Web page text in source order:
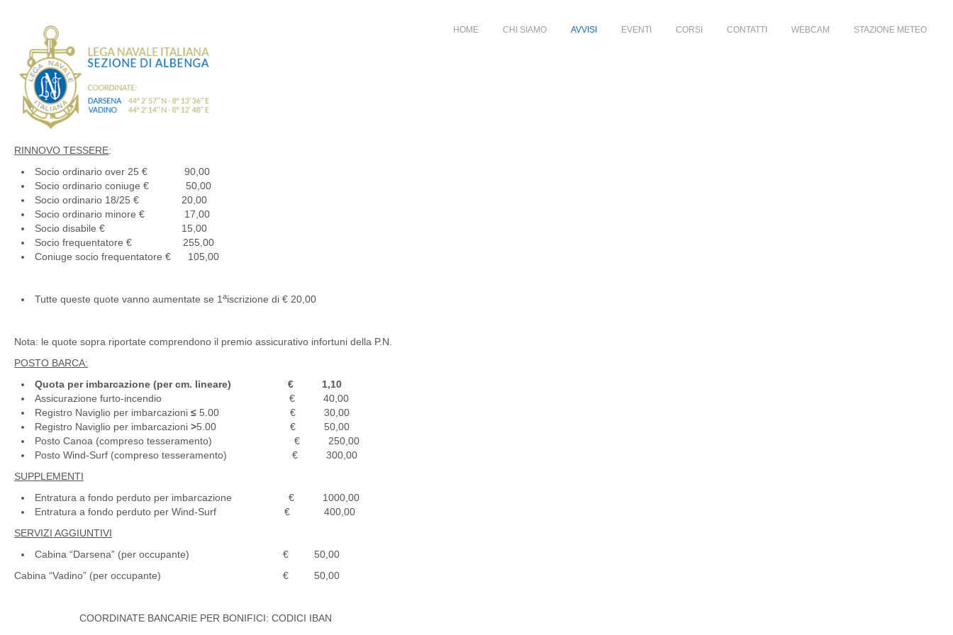
HOME CHI SIAMO AVVISI EVENTI CORSI CONTATTI WEBCAM STAZIONE METEO
RINNOVO TESSERE:
Socio ordinario over 25 € 90,00
Socio ordinario coniuge € 50,00
Socio ordinario 18/25 € 20,00
Socio ordinario minore € 17,00
Socio disabile € 15,00
Socio frequentatore € 255,00
Coniuge socio frequentatore € 105,00
Tutte queste quote vanno aumentate se 1 aiscrizione di € 20,00
Nota: le quote sopra riportate comprendono il premio assicurativo infortuni della P.N.
POSTO BARCA:
Quota per imbarcazione (per cm. lineare) € 1,10
Assicurazione furto-incendio € 40,00
Registro Naviglio per imbarcazioni ≤ 5.00 € 30,00
Registro Naviglio per imbarcazioni >5.00 € 50,00
Posto Canoa (compreso tesseramento) € 250,00
Posto Wind-Surf (compreso tesseramento) € 300,00
SUPPLEMENTI
Entratura a fondo perduto per imbarcazione € 1000,00
Entratura a fondo perduto per Wind-Surf € 400,00
SERVIZI AGGIUNTIVI
Cabina “Darsena” (per occupante) € 50,00
Cabina “Vadino” (per occupante) € 50,00
COORDINATE BANCARIE PER BONIFICI: CODICI IBAN